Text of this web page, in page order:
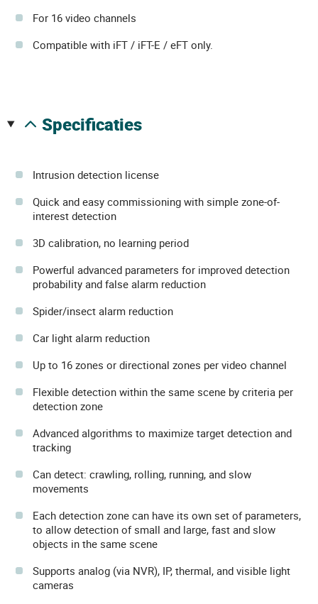
For 16 video channels
Compatible with iFT / iFT-E / eFT only.
specificaties
Intrusion detection license
Quick and easy commissioning with simple zone-of-
interest detection
3D calibration, no learning period
Powerful advanced parameters for improved detection
probability and false alarm reduction
Spider/insect alarm reduction
Car light alarm reduction
Up to 16 zones or directional zones per video channel
Flexible detection within the same scene by criteria per
detection zone
Advanced algorithms to maximize target detection and
tracking
Can detect: crawling, rolling, running, and slow
movements
Each detection zone can have its own set of parameters,
to allow detection of small and large, fast and slow
objects in the same scene
Supports analog (via NVR), IP, thermal, and visible light
cameras